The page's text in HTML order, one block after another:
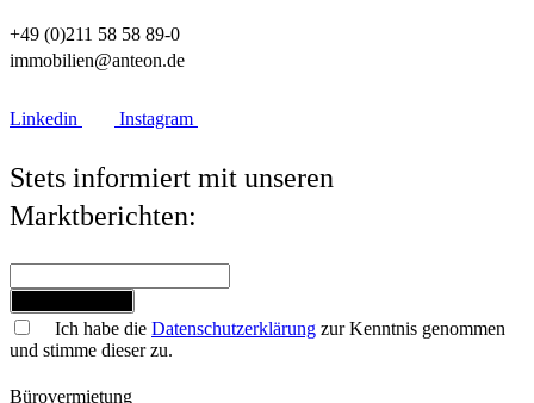
+49 (0)211 58 58 89-0
immobilien@anteon.de
Linkedin Instagram
Stets informiert mit unseren
Marktberichten:
Ich habe die Datenschutzerklärung zur Kenntnis genommen
und stimme dieser zu.
Bürovermietung